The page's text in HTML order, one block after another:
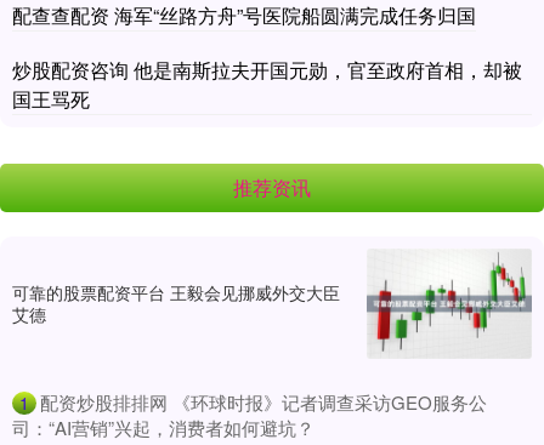
配查查配资 海军“丝路方舟”号医院船圆满完成任务归国
炒股配资咨询 他是南斯拉夫开国元勋，官至政府首相，却被
国王骂死
推荐资讯
可靠的股票配资平台 王毅会见挪威外交大臣
艾德
1 ​配资炒股排排网 《环球时报》记者调查采访GEO服务公
司：“AI营销”兴起，消费者如何避坑？